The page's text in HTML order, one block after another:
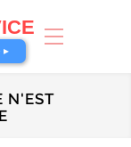
▸
N'EST